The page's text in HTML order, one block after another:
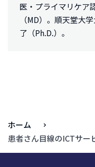
医・プライマリケア
（MD）。順天堂大
了（Ph.D.）。
ホーム
患者さん目線のICTサー